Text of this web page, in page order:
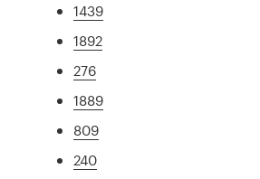
1439
1892
276
1889
809
240